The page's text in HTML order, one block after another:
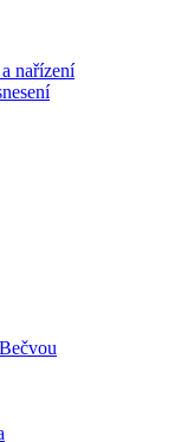
nařízení